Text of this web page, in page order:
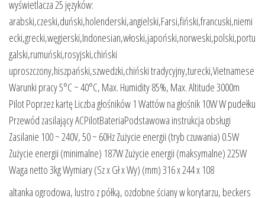
wyświetlacza 25 języków:
arabski,czeski,duński,holenderski,angielski,Farsi,fiński,francuski,niemi
ecki,grecki,węgierski,Indonesian,włoski,japoński,norweski,polski,portu
galski,rumuński,rosyjski,chiński
uproszczony,hiszpański,szwedzki,chiński tradycyjny,turecki,Vietnamese
Warunki pracy 5°C ~ 40°C, Max. Humidity 85%, Max. Altitude 3000m
Pilot Poprzez kartę Liczba głośników 1 Wattów na głośnik 10W W pudełku
Przewód zasilający ACPilotBateriaPodstawowa instrukcja obsługi
Zasilanie 100 ~ 240V, 50 ~ 60Hz Zużycie energii (tryb czuwania) 0.5W
Zużycie energii (minimalne) 187W Zużycie energii (maksymalne) 225W
Waga netto 3kg Wymiary (Sz x Gł x Wy) (mm) 316 x 244 x 108
altanka ogrodowa, lustro z półką, ozdobne ściany w korytarzu, beckers